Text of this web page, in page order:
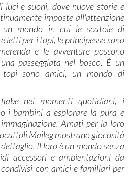
e suoni, dove nuove storie e
imposte all'attenzione
un mondo in cui le scatole di
letti per i topi, le principesse sono
e le avventure possono
passeggiata nel bosco. È un
sono amici, un mondo di
nei momenti quotidiani, i
i bambini a esplorare la pura e
Amati per la loro
Maileg mostrano giocosità
Il loro è un mondo senza
accessori e ambientazioni da
con amici e familiari per